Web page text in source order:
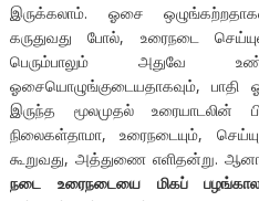
இருக்கலாம். ஓசை
கருதுவது போல், உரைநடை
பெரும்பாலும் அதுவே
ஓசையொழுங்குடையதாகவும், பாதி
இருந்த மூலமுதல் உரையாடலின்
நிலைகள்தாமா, உரைநடையும்,
கூறுவது, அத்துணை எளிதன்று.
நடை உரைநடையை மிகப்